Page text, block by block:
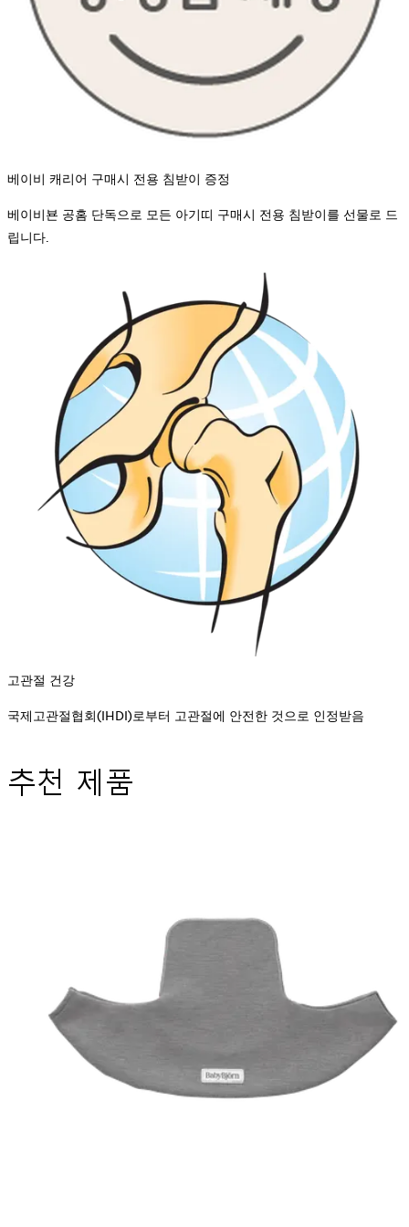
베이비 캐리어 구매시 전용 침받이 증정
베이비뵨 공홈 단독으로 모든 아기띠 구매시 전용 침받이를 선물로 드
립니다.
고관절 건강
국제고관절협회(IHDI)로부터 고관절에 안전한 것으로 인정받음
추천 제품